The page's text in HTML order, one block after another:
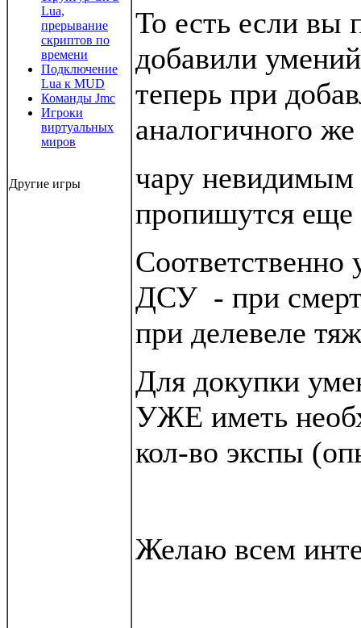
Lua,
прерывание
скриптов по
времени
Подключение
Lua к MUD
Команды Jmc
Игроки
виртуальных
миров
Другие игры
То есть если вы
добавили
теперь при
аналогичного
чару невидимым
пропишутся
Соответственно
ДСУ - при
при делевеле
Для докупки
УЖЕ иметь
кол-во экспы
Желаю всем